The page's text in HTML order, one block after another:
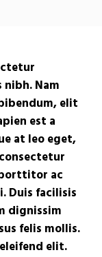
Nam
elit
est a
at leo eget,
ac
Duis facilisis
dignissim
felis mollis.
elit.